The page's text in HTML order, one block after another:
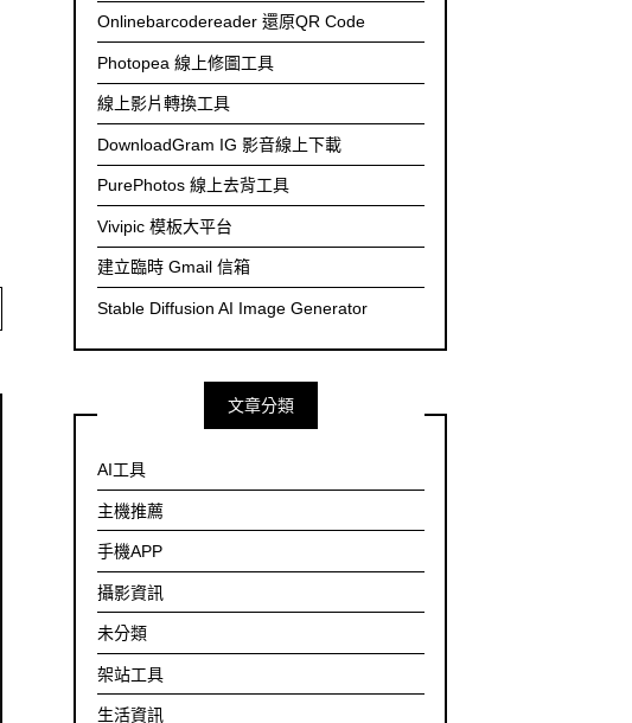
Onlinebarcodereader 還原QR Code
Photopea 線上修圖工具
線上影片轉換工具
DownloadGram IG 影音線上下載
PurePhotos 線上去背工具
Vivipic 模板大平台
建立臨時 Gmail 信箱
Stable Diffusion AI Image Generator
文章分類
AI工具
主機推薦
手機APP
攝影資訊
未分類
架站工具
生活資訊